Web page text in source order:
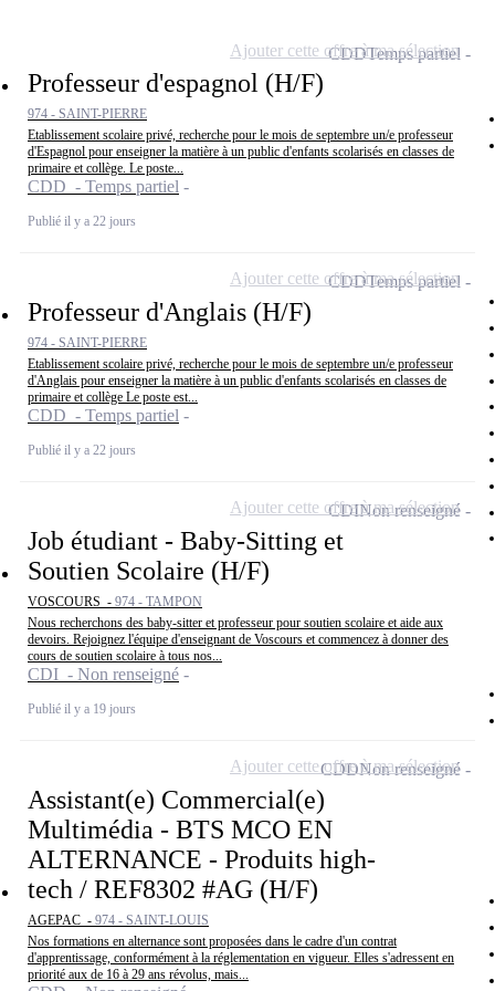
Professeur d'espagnol (H/F)
974 - SAINT-PIERRE
Etablissement scolaire privé, recherche pour le mois de septembre un/e professeur
d'Espagnol pour enseigner la matière à un public d'enfants scolarisés en classes de
primaire et collège. Le poste...
CDD - Temps partiel
Publié il y a 22 jours
CDDTemps partiel
Ajouter cette offre à ma sélection
Professeur d'Anglais (H/F)
974 - SAINT-PIERRE
Etablissement scolaire privé, recherche pour le mois de septembre un/e professeur
d'Anglais pour enseigner la matière à un public d'enfants scolarisés en classes de
primaire et collège Le poste est...
CDD - Temps partiel
Publié il y a 22 jours
CDDTemps partiel
Ajouter cette offre à ma sélection
Job étudiant - Baby-Sitting et
Soutien Scolaire (H/F)
VOSCOURS - 974 - TAMPON
Nous recherchons des baby-sitter et professeur pour soutien scolaire et aide aux
devoirs. Rejoignez l'équipe d'enseignant de Voscours et commencez à donner des
cours de soutien scolaire à tous nos...
CDI - Non renseigné
Publié il y a 19 jours
CDINon renseigné
Ajouter cette offre à ma sélection
Assistant(e) Commercial(e)
Multimédia - BTS MCO EN
ALTERNANCE - Produits high-
tech / REF8302 #AG (H/F)
AGEPAC - 974 - SAINT-LOUIS
Nos formations en alternance sont proposées dans le cadre d'un contrat
d'apprentissage, conformément à la réglementation en vigueur. Elles s'adressent en
priorité aux de 16 à 29 ans révolus, mais...
CDDNon renseigné
Ajouter cette offre à ma sélection